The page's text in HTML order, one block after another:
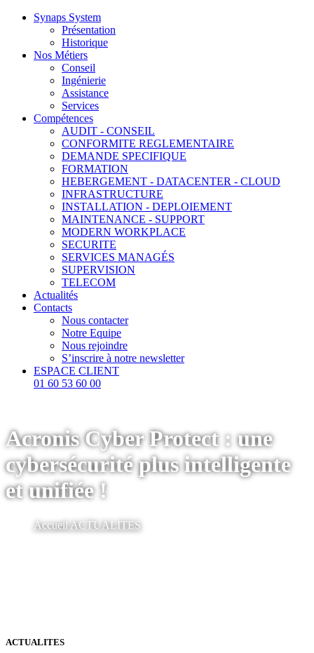
Synaps System
Présentation
Historique
Nos Métiers
Conseil
Ingénierie
Assistance
Services
Compétences
AUDIT - CONSEIL
CONFORMITE REGLEMENTAIRE
DEMANDE SPECIFIQUE
FORMATION
HEBERGEMENT - DATACENTER - CLOUD
INFRASTRUCTURE
INSTALLATION - DEPLOIEMENT
MAINTENANCE - SUPPORT
MODERN WORKPLACE
SECURITE
SERVICES MANAGÉS
SUPERVISION
TELECOM
Actualités
Contacts
Nous contacter
Notre Equipe
Nous rejoindre
S’inscrire à notre newsletter
ESPACE CLIENT
01 60 53 60 00
Acronis Cyber Protect : une
cybersécurité plus intelligente
et unifiée !
AccueilACTUALITES
ACTUALITES